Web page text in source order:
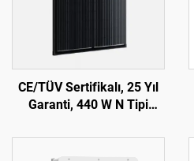
CE/TÜV Sertifikalı, 25 Yıl
Garanti, 440 W N Tipi
Paneli ORY440M-46S